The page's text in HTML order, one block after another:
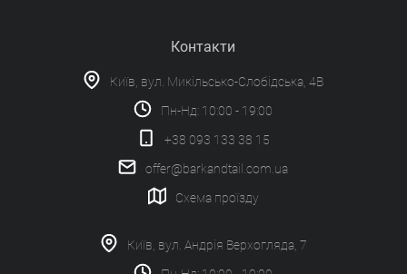
Контакти
Київ, вул. Микільсько-Слобідська, 4В
Пн-Нд: 10:00 - 19:00
+38 093 133 38 15
offer@barkandtail.com.ua
Схема проїзду
Київ, вул. Андрія Верхогляда, 7